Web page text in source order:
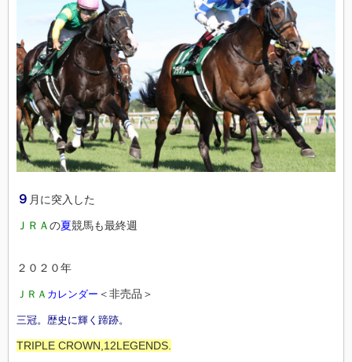
９ 月に突入した
ＪＲＡの夏競馬も最終週
２０２０年
ＪＲＡ カレンダー ＜非売品＞
三冠。歴史に輝く蹄跡。
TRIPLE CROWN,12LEGENDS.